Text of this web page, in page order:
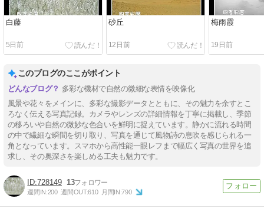
白藤
5日前
砂丘
12日前
梅雨霞
19日前
このブログのここがポイント
多彩な機材で自然の微細な表情を映像化
風景や花々をメインに、多彩な撮影データとともに、その魅力を余すとこ
ろなく伝える写真記録。カメラやレンズの詳細情報を丁寧に掲載し、季節
の移ろいや自然の微妙な色合いを鮮明に捉えています。静かに流れる時間
の中で繊細な瞬間を切り取り、写真を通じて風物詩の息吹を感じられる一
角となっています。スマホから高性能一眼レフまで幅広く写真の世界を追
求し、その奥深さを楽しめる工夫も魅力です。
728149 13
週間IN:200 週間OUT:610 月間IN:790